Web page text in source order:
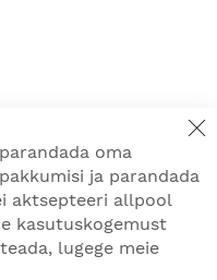
oma
ja parandada
aktsepteeri allpool
kasutuskogemust
lugege meie